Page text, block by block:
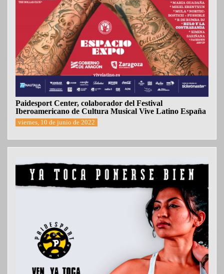
Paidesport Center, colaborador del Festival
Iberoamericano de Cultura Musical Vive Latino España
viernes, 10 de junio de 2022